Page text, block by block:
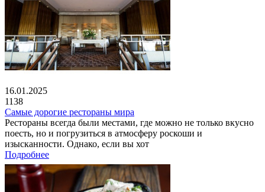
16.01.2025
1138
Самые дорогие рестораны мира
Рестораны всегда были местами, где можно не только вкусно
поесть, но и погрузиться в атмосферу роскоши и
изысканности. Однако, если вы хот
Подробнее